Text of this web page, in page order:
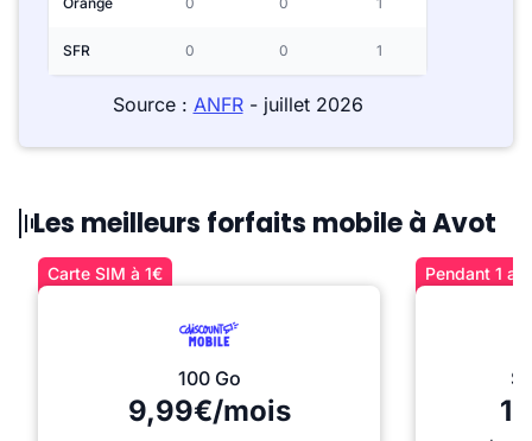
SFR 0 0 1
Source : ANFR- juillet 2026
Les meilleurs forfaits mobile à Avot
Carte SIM à 1€
100 Go
9,99€/mois
Pendant 1